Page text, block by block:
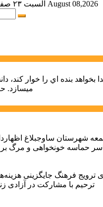
السبت ۲۳ صفر ۱۴۴۸ August 08,2026
بخواهد بنده اي را خوار كند،
میسازد.
شهرستان ساوجبلاغ
ترویج فرهنگ جایگزینی
ترحیم با مشارکت در آزادی